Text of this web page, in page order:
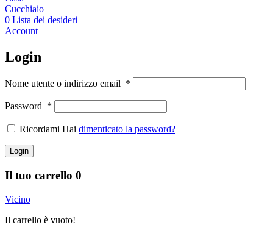
Cucchiaio
0 Lista dei desideri
Account
Login
Nome utente o indirizzo email *
Password *
Ricordami Hai dimenticato la password?
Login
Il tuo carrello 0
Vicino
Il carrello è vuoto!